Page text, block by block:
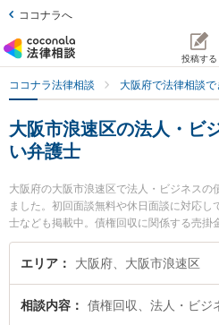
ココナラへ
投稿する
ココナラ法律相談 大阪府で法律相談
大阪市浪速区の法人・ビ
い弁護士
大阪府の大阪市浪速区で法人・ビジネスの
ました。初回面談無料や休日面談に対応し
士なども掲載中。債権回収に関係する売掛
中断等の細かな分野での絞り込み検索も
律会計の植田 諭弁護士や家藤法律事務所
ブルを今すぐに弁護士に相談したい』『法
エリア 大阪府、大阪市浪速区
相談内容 債権回収、法人・ビジ